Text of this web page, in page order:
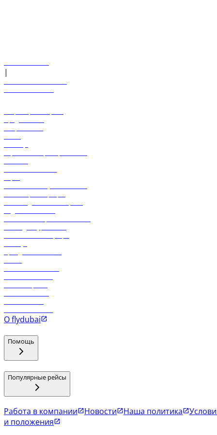
|
О flydubai
Помощь
Популярные рейсы
Работа в компании Новости Наша политика
и положения